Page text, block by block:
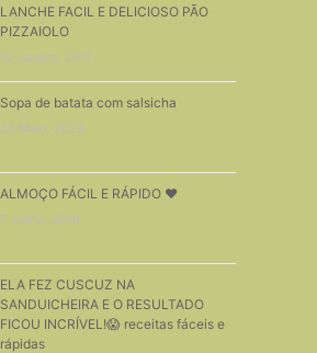
LANCHE FACIL E DELICIOSO PÃO
PIZZAIOLO
12 Janeiro, 2017
Sopa de batata com salsicha
26 Maio, 2023
ALMOÇO FÁCIL E RÁPIDO ❤
7 Junho, 2016
ELA FEZ CUSCUZ NA
SANDUICHEIRA E O RESULTADO
FICOU INCRÍVEL!😱 receitas fáceis e
rápidas